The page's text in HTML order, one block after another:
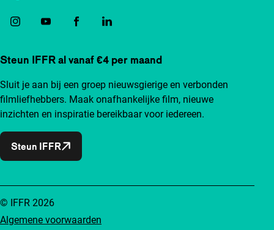
Steun IFFR al vanaf €4 per maand
Sluit je aan bij een groep nieuwsgierige en verbonden
filmliefhebbers. Maak onafhankelijke film, nieuwe
inzichten en inspiratie bereikbaar voor iedereen.
Steun IFFR
Algemene voorwaarden
© IFFR 2026